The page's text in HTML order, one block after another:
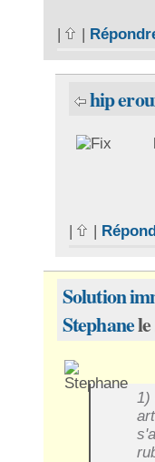
hip
Solution
Stephanele
1)